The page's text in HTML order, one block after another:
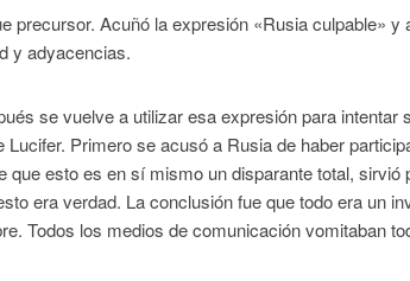
precursor. Acuñó la expresión «Rusia culpable»
y adyacencias.
se vuelve a utilizar esa expresión para
Primero se acusó a Rusia de haber
que esto es en sí mismo un disparante total,
era verdad. La conclusión fue que todo era un
Todos los medios de comunicación vomitaban